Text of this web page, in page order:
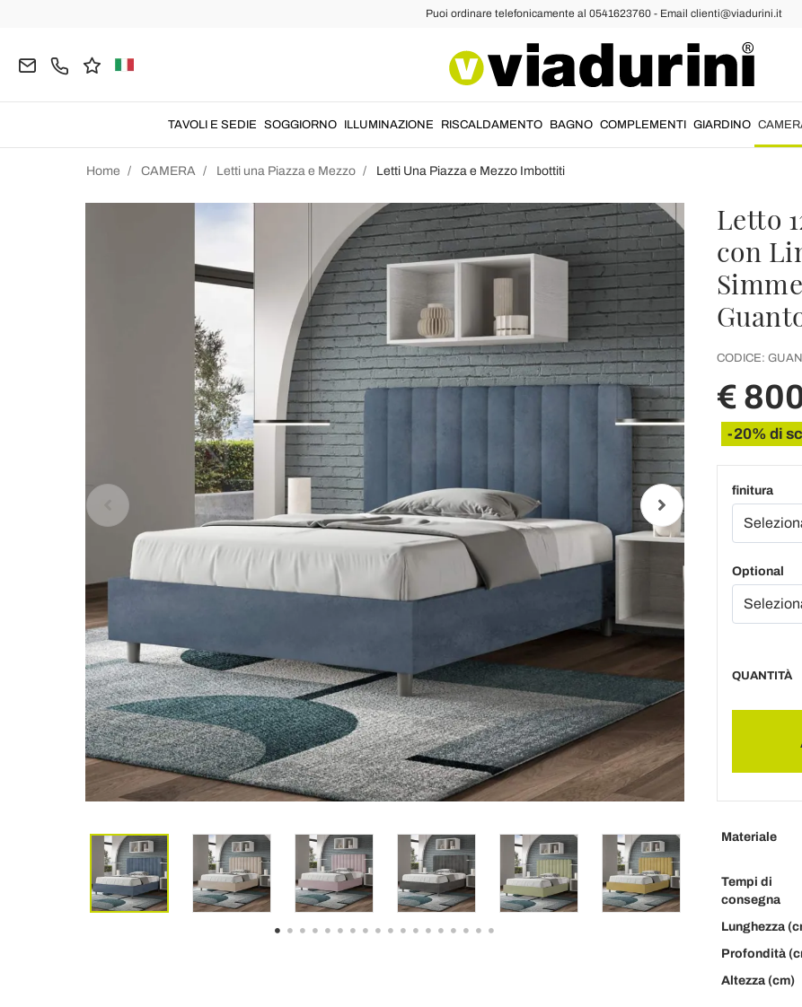
Puoi ordinare telefonicamente al 0541623760 - Email clienti@viadurini.it
TAVOLI E SEDIE SOGGIORNO ILLUMINAZIONE RISCALDAMENTO BAGNO COMPLEMENTI GIARDINO
Home CAMERA Letti una Piazza e Mezzo Letti Una Piazza e Mezzo Imbottiti
Letto
con
CODICE:
€
-20% di
finitura
Optional
QUANTITÀ
Materiale
Tempi di
consegna
Lunghezza
Profondità
Altezza (cm)